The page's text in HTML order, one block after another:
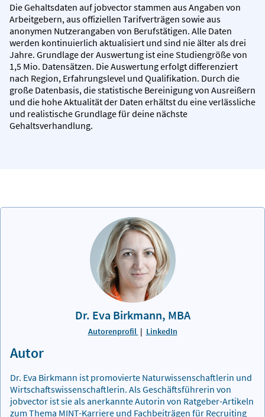
Die Gehaltsdaten auf jobvector stammen aus Angaben von
Arbeitgebern, aus offiziellen Tarifverträgen sowie aus
anonymen Nutzerangaben von Berufstätigen. Alle Daten
werden kontinuierlich aktualisiert und sind nie älter als drei
Jahre. Grundlage der Auswertung ist eine Studiengröße von
1,5 Mio. Datensätzen. Die Auswertung erfolgt differenziert
nach Region, Erfahrungslevel und Qualifikation. Durch die
große Datenbasis, die statistische Bereinigung von Ausreißern
und die hohe Aktualität der Daten erhältst du eine verlässliche
und realistische Grundlage für deine nächste
Gehaltsverhandlung.
Dr. Eva Birkmann, MBA
Autorenprofil | LinkedIn
Autor
Dr. Eva Birkmann ist promovierte Naturwissenschaftlerin und
Wirtschaftswissenschaftlerin. Als Geschäftsführerin von
jobvector ist sie als anerkannte Autorin von Ratgeber-Artikeln
zum Thema MINT-Karriere und Fachbeiträgen für Recruiting